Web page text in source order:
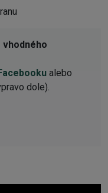
alebo
dole).